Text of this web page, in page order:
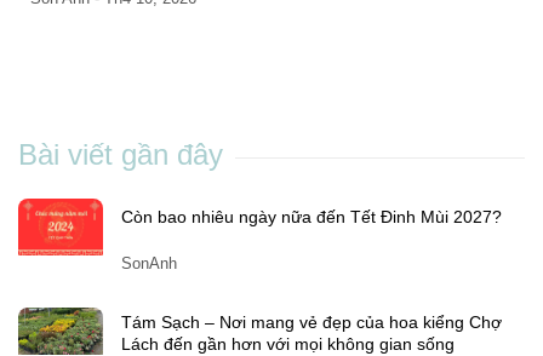
Bài viết gần đây
Còn bao nhiêu ngày nữa đến Tết Đinh Mùi 2027?
SonAnh
Tám Sạch – Nơi mang vẻ đẹp của hoa kiểng Chợ
Lách đến gần hơn với mọi không gian sống